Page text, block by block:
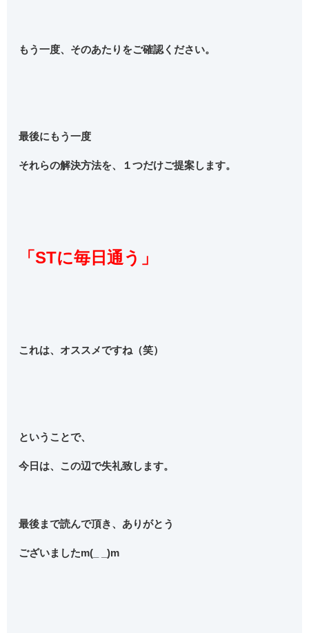
もう一度、そのあたりをご確認ください。
最後にもう一度
それらの解決方法を、１つだけご提案します。
「STに毎日通う」
これは、オススメですね（笑）
ということで、
今日は、この辺で失礼致します。
最後まで読んで頂き、ありがとう
ございましたm(_ _)m